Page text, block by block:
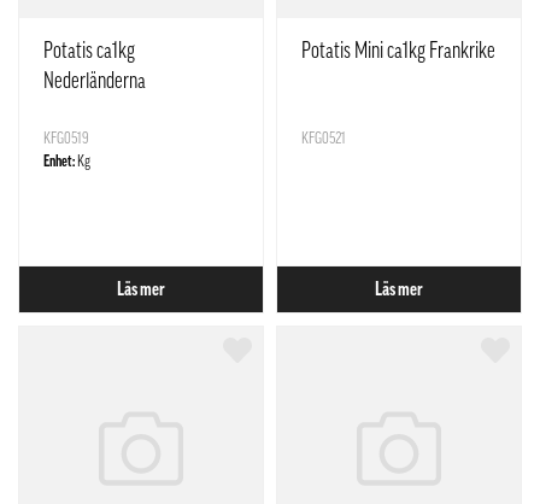
Potatis ca1kg
Nederländerna
KFG0519
Enhet: Kg
Läs mer
Potatis Mini ca1kg Frankrike
KFG0521
Läs mer